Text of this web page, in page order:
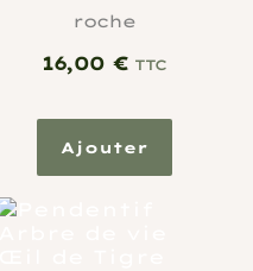
roche
16,00 € TTC
Ajouter